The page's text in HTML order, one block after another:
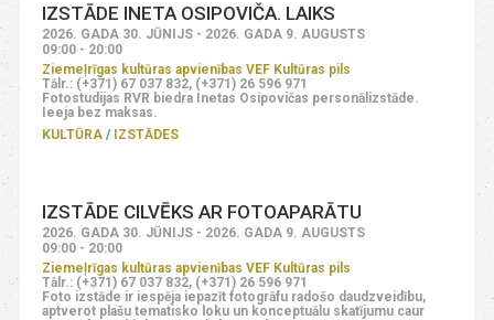
IZSTĀDE INETA OSIPOVIČA. LAIKS
2026. GADA 30. JŪNIJS - 2026. GADA 9. AUGUSTS
09:00 - 20:00
Ziemeļrīgas kultūras apvienības VEF Kultūras pils
Tālr.: (+371) 67 037 832, (+371) 26 596 971
Fotostudijas RVR biedra Inetas Osipovičas personālizstāde.
Ieeja bez maksas.
KULTŪRA
IZSTĀDES
IZSTĀDE CILVĒKS AR FOTOAPARĀTU
2026. GADA 30. JŪNIJS - 2026. GADA 9. AUGUSTS
09:00 - 20:00
Ziemeļrīgas kultūras apvienības VEF Kultūras pils
Tālr.: (+371) 67 037 832, (+371) 26 596 971
Foto izstāde ir iespēja iepazīt fotogrāfu radošo daudzveidību,
aptverot plašu tematisko loku un konceptuālu skatījumu caur